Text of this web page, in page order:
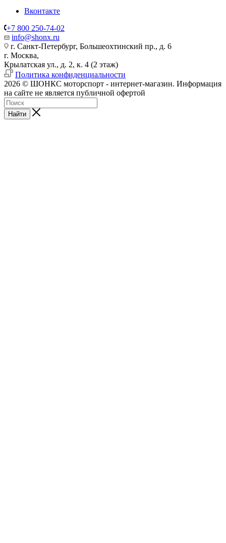
Вконтакте
+7 800 250-74-02
info@shonx.ru
г. Санкт-Петербург, Большеохтинский пр., д. 6
г. Москва,
Крылатская ул., д. 2, к. 4 (2 этаж)
Политика конфиденциальности
2026 © ШОНКС моторспорт - интернет-магазин. Информация
на сайте не является публичной офертой
Найти